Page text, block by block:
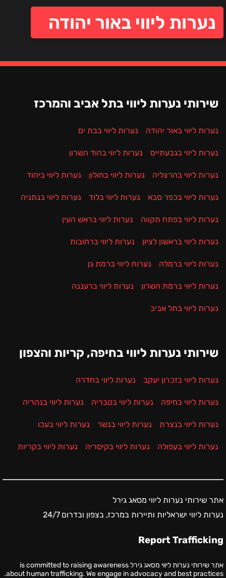
נערות ליווי באור יהודה
שירותי נערות ליווי בתל אביב והמרכז
נערות ליווי באור יהודה נערות ליווי בבת ים
נערות ליווי בגבעתיים נערות ליווי בהוד השרון
נערות ליווי בהרצליה נערות ליווי בחולון נערות ליווי ביהוד
נערות ליווי בכפר סבא נערות ליווי בלוד נערות ליווי בנתניה
נערות ליווי בפתח תקווה נערות ליווי בראש העין
נערות ליווי בראשון לציון נערות ליווי ברחובות
נערות ליווי ברמלה נערות ליווי ברמת גן
נערות ליווי ברמת השרון נערות ליווי ברעננה
נערות ליווי בתל אביב
שירותי נערות ליווי בחיפה, קריות והצפון
נערות ליווי בזכרון יעקב נערות ליווי בחדרה
נערות ליווי בחיפה נערות ליווי בטבריה נערות ליווי בנהריה
נערות ליווי בנצרת נערות ליווי בנשר נערות ליווי בעכו
נערות ליווי בעפולה נערות ליווי בקיסריה נערות ליווי בקריות
אתר שירותי נערות ליווי מסאג גירל
נערות ליווי ישראליות ותיירות במרכז, בצפון ובדרום 24/7
Report Trafficking
אתר שירותי נערות ליווי מסאג גירל is committed to raising awareness
about human trafficking. We engage in advocacy and best practices.